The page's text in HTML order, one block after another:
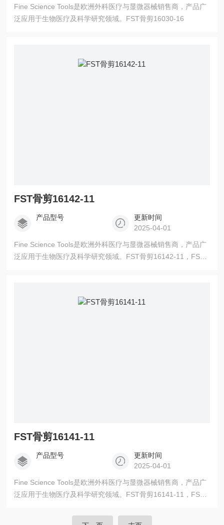
Fine Science Tools是欧洲外科医疗与显微器械销售商，产品广
泛应用于生物医疗及科学研究领域。FST骨剪16030-16
FST骨剪16142-11
产品型号
更新时间
2025-04-01
Fine Science Tools是欧洲外科医疗与显微器械销售商，产品广
泛应用于生物医疗及科学研究领域。FST骨剪16142-11，FST
FST骨剪16141-11
产品型号
更新时间
2025-04-01
Fine Science Tools是欧洲外科医疗与显微器械销售商，产品广
泛应用于生物医疗及科学研究领域。FST骨剪16141-11，FST